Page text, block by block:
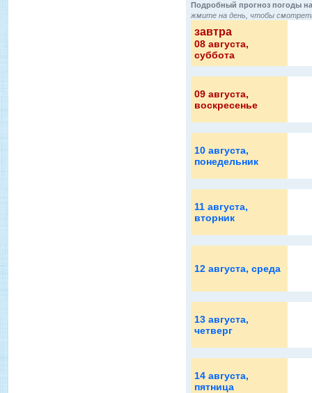
Подробный прогноз погоды
жмите на день, чтобы
завтра
08 августа,
суббота
09 августа,
воскресенье
10 августа,
понедельник
11 августа,
вторник
12 августа, среда
13 августа,
четверг
14 августа,
пятница